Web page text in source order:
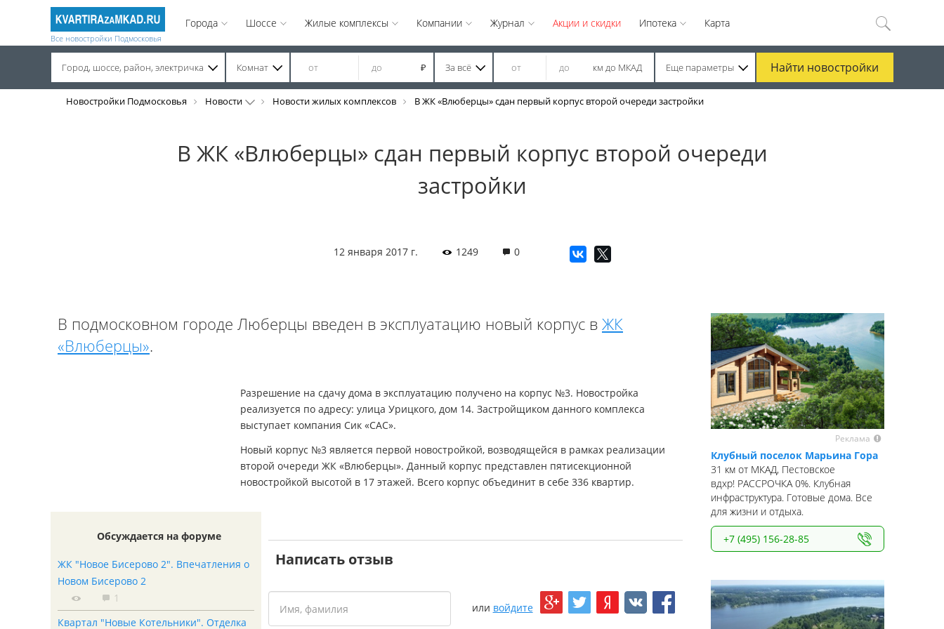
Все новостройки Подмосковья
Города Шоссе Жилые комплексы Компании Журнал Акции и скидки Ипотека Карта
Город, шоссе, район, электричка Комнат ₽ За всё км до МКАД Еще параметры Найти новостройки
Новостройки Подмосковья Новости Новости жилых комплексов В ЖК «Влюберцы» сдан первый корпус второй очереди застройки
В ЖК «Влюберцы» сдан первый корпус второй очереди
застройки
12 января 2017 г. 1249 0
В подмосковном городе Люберцы введен в эксплуатацию новый корпус в ЖК
«Влюберцы».
Разрешение на сдачу дома в эксплуатацию получено на корпус №3. Новостройка
реализуется по адресу: улица Урицкого, дом 14. Застройщиком данного комплекса
выступает компания Сик «САС».
Новый корпус №3 является первой новостройкой, возводящейся в рамках реализации
второй очереди ЖК «Влюберцы». Данный корпус представлен пятисекционной
новостройкой высотой в 17 этажей. Всего корпус объединит в себе 336 квартир.
Обсуждается на форуме
ЖК "Новое Бисерово 2". Впечатления о
Новом Бисерово 2
1
Квартал "Новые Котельники". Отделка
Написать отзыв
или войдите
Реклама
Клубный поселок Марьина Гора
31 км от МКАД, Пестовское
вдхр! РАССРОЧКА 0%. Клубная
инфраструктура. Готовые дома. Все
для жизни и отдыха.
+7 (495) 156-28-85